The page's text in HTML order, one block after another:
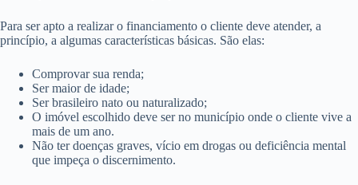
Para ser apto a realizar o financiamento o cliente deve atender, a
princípio, a algumas características básicas. São elas:
Comprovar sua renda;
Ser maior de idade;
Ser brasileiro nato ou naturalizado;
O imóvel escolhido deve ser no município onde o cliente vive a
mais de um ano.
Não ter doenças graves, vício em drogas ou deficiência mental
que impeça o discernimento.